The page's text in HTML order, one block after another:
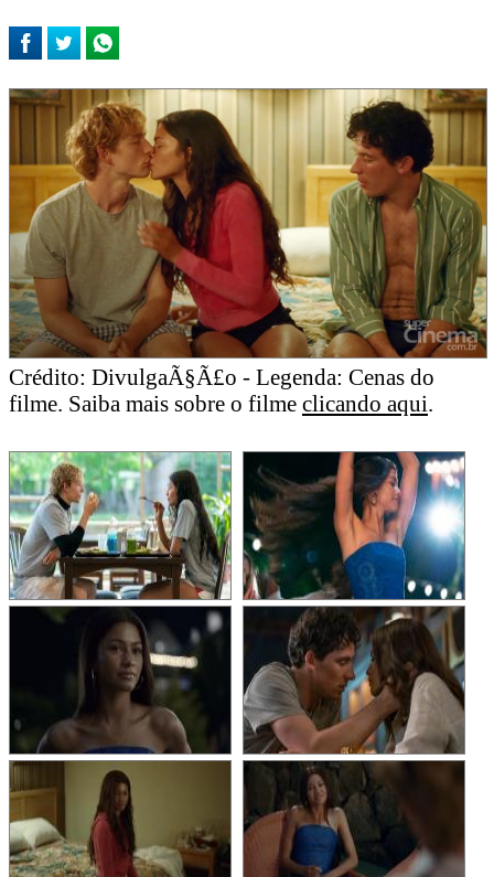
Crédito: DivulgaÃ§Ã£o - Legenda: Cenas do
filme. Saiba mais sobre o filme clicando aqui.